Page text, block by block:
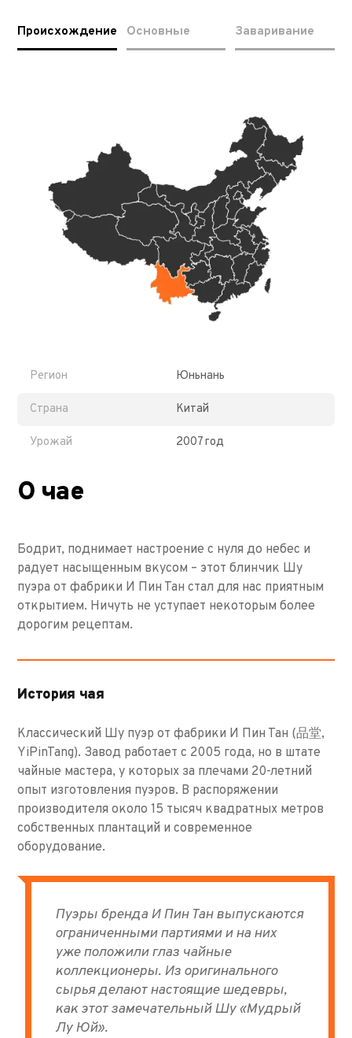
Происхождение Основные Заваривание
Регион Юньнань
Страна Китай
Урожай 2007 год
О чае
Бодрит, поднимает настроение с нуля до небес и
радует насыщенным вкусом – этот блинчик Шу
пуэра от фабрики И Пин Тан стал для нас приятным
открытием. Ничуть не уступает некоторым более
дорогим рецептам.
История чая
Классический Шу пуэр от фабрики И Пин Тан (品堂,
YiPinTang). Завод работает с 2005 года, но в штате
чайные мастера, у которых за плечами 20-летний
опыт изготовления пуэров. В распоряжении
производителя около 15 тысяч квадратных метров
собственных плантаций и современное
оборудование.
Пуэры бренда И Пин Тан выпускаются
ограниченными партиями и на них
уже положили глаз чайные
коллекционеры. Из оригинального
сырья делают настоящие шедевры,
как этот замечательный Шу «Мудрый
Лу Юй».